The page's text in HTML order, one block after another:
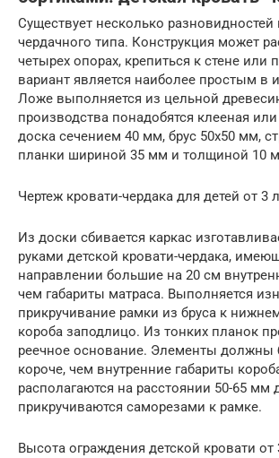
Существует несколько разновидностей
чердачного типа. Конструкция может
четырех опорах, крепиться к стене или
вариант является наиболее простым в
Ложе выполняется из цельной
производства понадобятся клееная
доска сечением 40 мм, брус 50х50 мм,
планки шириной 35 мм и толщиной 10
Чертеж кровати-чердака для детей от 3
Из доски сбивается каркас
руками детской кровати-чердака,
направлении большие на 20 см
чем габариты матраса. Выполняется
прикручивание рамки из бруса к
короба заподлицо. Из тонких планок
реечное основание. Элементы должны
короче, чем внутренние габариты
располагаются на расстоянии 50-65 мм
прикручиваются саморезами к рамке.
Высота ограждения детской кровати